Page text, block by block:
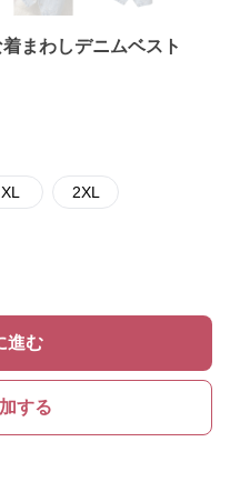
まわしデニムベスト
XL 2XL
進む
する